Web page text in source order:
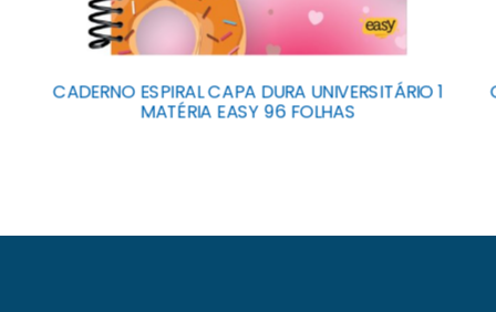
CADERNO ESPIRAL CAPA DURA UNIVERSITÁRIO 1
MATÉRIA EASY 96 FOLHAS